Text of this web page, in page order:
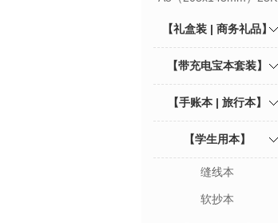
【礼盒装 | 商务礼品】
【带充电宝本套装】
【手账本 | 旅行本】
【学生用本】
缝线本
软抄本